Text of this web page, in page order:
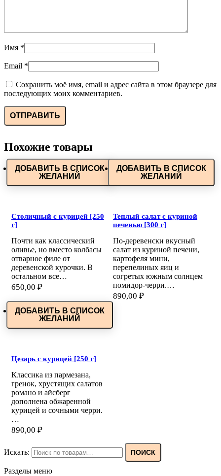
Имя *
Email *
Сохранить моё имя, email и адрес сайта в этом браузере для
последующих моих комментариев.
Похожие товары
ДОБАВИТЬ В СПИСОК
ЖЕЛАНИЙ
Столичный с курицей [250
г]
Почти как классический
оливье, но вместо колбасы
отварное филе от
деревенской курочки. В
остальном все…
650,00 ₽
ДОБАВИТЬ В СПИСОК
ЖЕЛАНИЙ
Теплый салат с куриной
печенью [300 г]
По-деревенски вкусный
салат из куриной печени,
картофеля мини,
перепелиных яиц и
согретых южным солнцем
помидор-черри.…
890,00 ₽
ДОБАВИТЬ В СПИСОК
ЖЕЛАНИЙ
Цезарь с курицей [250 г]
Классика из пармезана,
гренок, хрустящих салатов
романо и айсберг
дополнена обжаренной
курицей и сочными черри.
…
890,00 ₽
Искать: ПОИСК
Разделы меню